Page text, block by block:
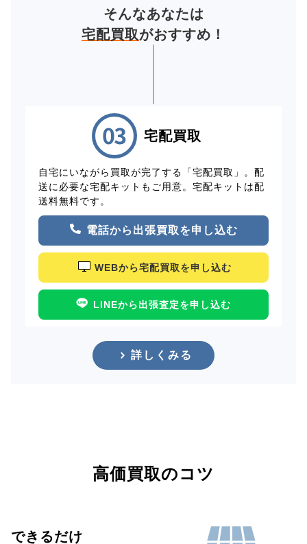
そんなあなたは
宅配買取がおすすめ！
宅配買取
自宅にいながら買取が完了する「宅配買取」。配
送に必要な宅配キットもご用意。宅配キットは配
送料無料です。
電話から出張買取を申し込む
WEBから宅配買取を申し込む
LINEから出張査定を申し込む
詳しくみる
高価買取のコツ
できるだけ